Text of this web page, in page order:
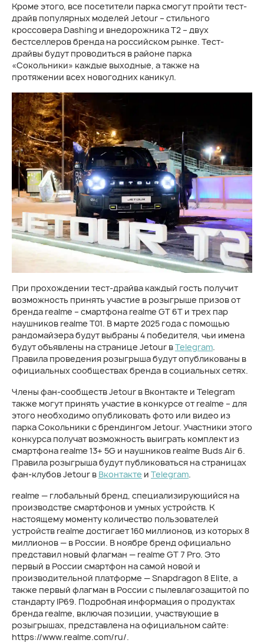
Кроме этого, все посетители парка смогут пройти тест-
драйв популярных моделей Jetour – стильного
кроссовера Dashing и внедорожника Т2 – двух
бестселлеров бренда на российском рынке. Тест-
драйвы будут проводиться в районе парка
«Сокольники» каждые выходные, а также на
протяжении всех новогодних каникул.
При прохождении тест-драйва каждый гость получит
возможность принять участие в розыгрыше призов от
бренда realme – смартфона realme GT 6T и трех пар
наушников realme T01. В марте 2025 года с помощью
рандомайзера будут выбраны 4 победителя, чьи имена
будут объявлены на странице Jetour вTelegram.
Правила проведения розыгрыша будут опубликованы в
официальных сообществах бренда в социальных сетях.
Члены фан-сообществ Jetour в Вконтакте и Telegram
также могут принять участие в конкурсе от realme – для
этого необходимо опубликовать фото или видео из
парка Сокольники с брендингом Jetour. Участники этого
конкурса получат возможность выиграть комплект из
смартфона realme 13+ 5G и наушников realme Buds Air 6.
Правила розыгрыша будут публиковаться на страницах
фан-клубов Jetour в Вконтакте и Telegram.
realme — глобальный бренд, специализирующийся на
производстве смартфонов и умных устройств. К
настоящему моменту количество пользователей
устройств realme достигает 160 миллионов, из которых 8
миллионов — в России. В ноябре бренд официально
представил новый флагман — realme GT 7 Pro. Это
первый в России смартфон на самой новой и
производительной платформе — Snapdragon 8 Elite, а
также первый флагман в России с пылевлагозащитой по
стандарту IP69. Подробная информация о продуктах
бренда realme, включая позиции, участвующие в
розыгрышах, представлена на официальном сайте:
https://www.realme.com/ru/.